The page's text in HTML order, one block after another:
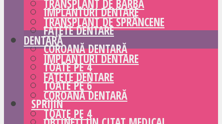
IMPLANTURI DENTARE
FAȚETE DENTARE
COROANĂ DENTARĂ
TOATE PE 4
TOATE PE 6
SPRIJIN
TRANSPLANT DE BARBĂ
TRANSPLANT DE SPRÂNCENE
DENTARĂ
IMPLANTURI DENTARE
FAȚETE DENTARE
COROANĂ DENTARĂ
TOATE PE 4